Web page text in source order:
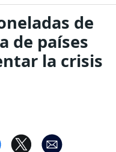
de
de países
la crisis